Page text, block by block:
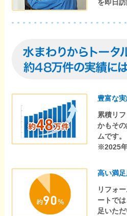
を即日訪
豊富な
累積リ
かもそ
ムです。
※2025
高い満
リフォ
ートで
足いただ